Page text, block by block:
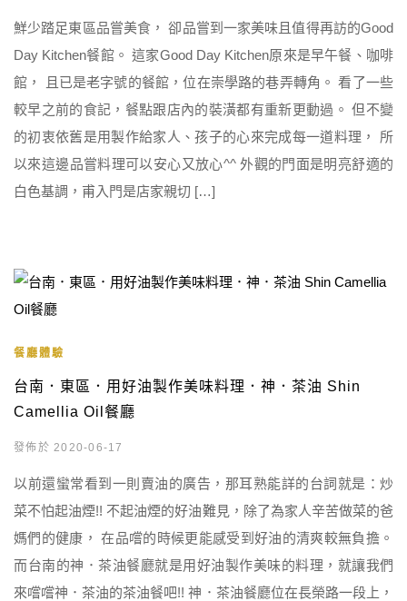
鮮少踏足東區品嘗美食， 卻品嘗到一家美味且值得再訪的Good
Day Kitchen餐館。 這家Good Day Kitchen原來是早午餐、咖啡
館， 且已是老字號的餐館，位在崇學路的巷弄轉角。 看了一些
較早之前的食記，餐點跟店內的裝潢都有重新更動過。 但不變
的初衷依舊是用製作給家人、孩子的心來完成每一道料理， 所
以來這邊品嘗料理可以安心又放心^^ 外觀的門面是明亮舒適的
白色基調，甫入門是店家親切 […]
餐廳體驗
台南．東區．用好油製作美味料理．神．茶油 Shin
Camellia Oil餐廳
發佈於 2020-06-17
以前還蠻常看到一則賣油的廣告，那耳熟能詳的台詞就是：炒
菜不怕起油煙!! 不起油煙的好油難見，除了為家人辛苦做菜的爸
媽們的健康， 在品嚐的時候更能感受到好油的清爽較無負擔。
而台南的神．茶油餐廳就是用好油製作美味的料理，就讓我們
來嚐嚐神．茶油的茶油餐吧!! 神．茶油餐廳位在長榮路一段上，